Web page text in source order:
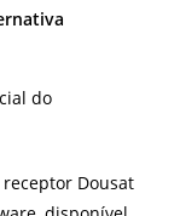
do
Dousat